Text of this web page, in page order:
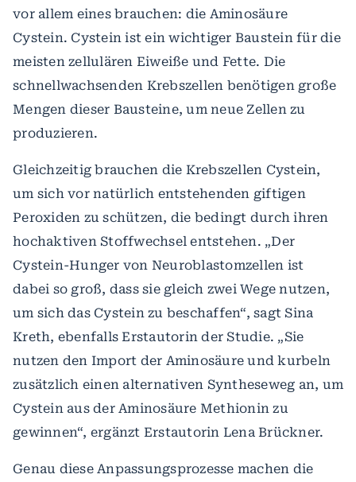
vor allem eines brauchen: die Aminosäure
Cystein. Cystein ist ein wichtiger Baustein für die
meisten zellulären Eiweiße und Fette. Die
schnellwachsenden Krebszellen benötigen große
Mengen dieser Bausteine, um neue Zellen zu
produzieren.
Gleichzeitig brauchen die Krebszellen Cystein,
um sich vor natürlich entstehenden giftigen
Peroxiden zu schützen, die bedingt durch ihren
hochaktiven Stoffwechsel entstehen. „Der
Cystein-Hunger von Neuroblastomzellen ist
dabei so groß, dass sie gleich zwei Wege nutzen,
um sich das Cystein zu beschaffen“, sagt Sina
Kreth, ebenfalls Erstautorin der Studie. „Sie
nutzen den Import der Aminosäure und kurbeln
zusätzlich einen alternativen Syntheseweg an, um
Cystein aus der Aminosäure Methionin zu
gewinnen“, ergänzt Erstautorin Lena Brückner.
Genau diese Anpassungsprozesse machen die